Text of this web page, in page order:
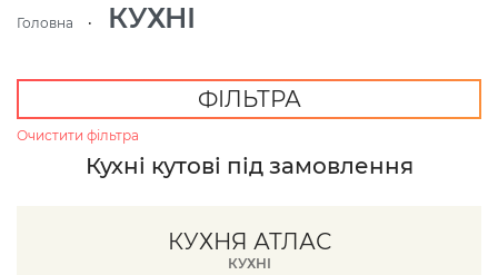
Головна КУХНІ
ФІЛЬТРА
Очистити фільтра
Кухні кутові під замовлення
КУХНЯ АТЛАС
КУХНІ